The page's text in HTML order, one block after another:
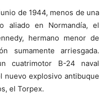
de 1944, menos de una
aliado en Normandía, el
hermano menor de
sumamente arriesgada.
cuatrimotor B-24 naval
nuevo explosivo antibuque
el Torpex.